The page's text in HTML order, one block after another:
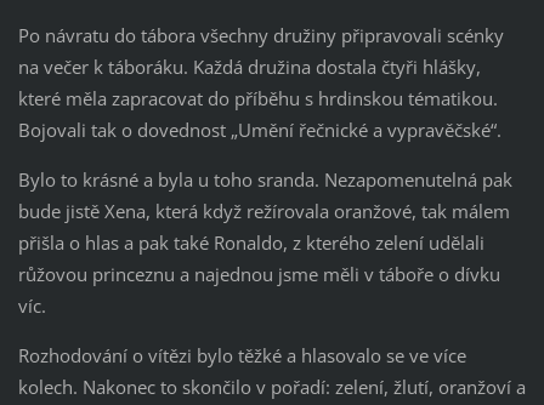
Po návratu do tábora všechny družiny připravovali scénky
na večer k táboráku. Každá družina dostala čtyři hlášky,
které měla zapracovat do příběhu s hrdinskou tématikou.
Bojovali tak o dovednost „Umění řečnické a vypravěčské“.
Bylo to krásné a byla u toho sranda. Nezapomenutelná pak
bude jistě Xena, která když režírovala oranžové, tak málem
přišla o hlas a pak také Ronaldo, z kterého zelení udělali
růžovou princeznu a najednou jsme měli v táboře o dívku
víc.
Rozhodování o vítězi bylo těžké a hlasovalo se ve více
kolech. Nakonec to skončilo v pořadí: zelení, žlutí, oranžoví a